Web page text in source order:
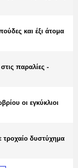
και έξι άτομα
παραλίες -
οι εγκύκλιοι
τροχαίο δυστύχημα